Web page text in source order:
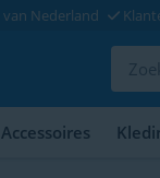
van Nederland
Accessoires